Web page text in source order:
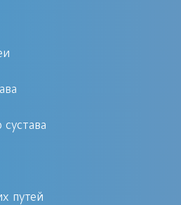
беременность.
к
мозга нет.
за два часа
путей